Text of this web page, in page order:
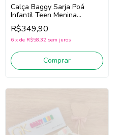
Calça Baggy Sarja Poá
Infantil Teen Menina
Pituchinhus 30738 (Off
White)
R$349,90
6 x de R$58,32 sem juros
Comprar